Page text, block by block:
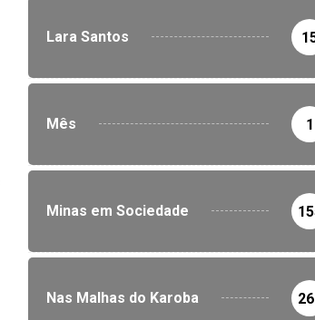
Lara Santos
Mês 1
Minas em Sociedade
Nas Malhas do Karoba